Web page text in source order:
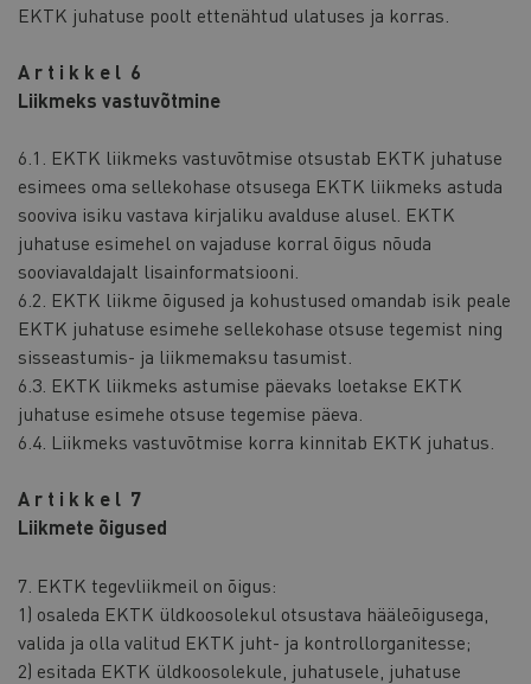
EKTK juhatuse poolt ettenähtud ulatuses ja korras.
A r t i k k e l 6
Liikmeks vastuvõtmine
6.1. EKTK liikmeks vastuvõtmise otsustab EKTK juhatuse
esimees oma sellekohase otsusega EKTK liikmeks astuda
sooviva isiku vastava kirjaliku avalduse alusel. EKTK
juhatuse esimehel on vajaduse korral õigus nõuda
sooviavaldajalt lisainformatsiooni.
6.2. EKTK liikme õigused ja kohustused omandab isik peale
EKTK juhatuse esimehe sellekohase otsuse tegemist ning
sisseastumis- ja liikmemaksu tasumist.
6.3. EKTK liikmeks astumise päevaks loetakse EKTK
juhatuse esimehe otsuse tegemise päeva.
6.4. Liikmeks vastuvõtmise korra kinnitab EKTK juhatus.
A r t i k k e l 7
Liikmete õigused
7. EKTK tegevliikmeil on õigus:
1) osaleda EKTK üldkoosolekul otsustava hääleõigusega,
valida ja olla valitud EKTK juht- ja kontrollorganitesse;
2) esitada EKTK üldkoosolekule, juhatusele, juhatuse